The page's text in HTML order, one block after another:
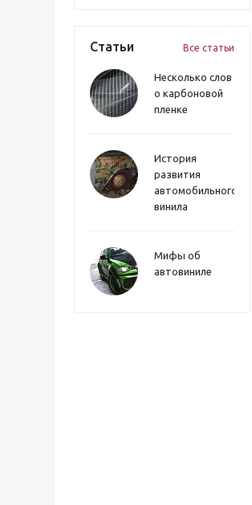
Статьи Все статьи
Несколько слов
о карбоновой
пленке
История
развития
автомобильного
винила
Мифы об
автовиниле